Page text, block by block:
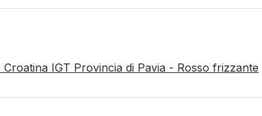
IGT Provincia di Pavia - Rosso frizzante